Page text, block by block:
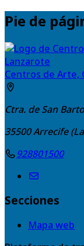
Pie de
Centros de Arte,
Ctra. de San
35500Arrecife
928801500
Secciones
Mapa web